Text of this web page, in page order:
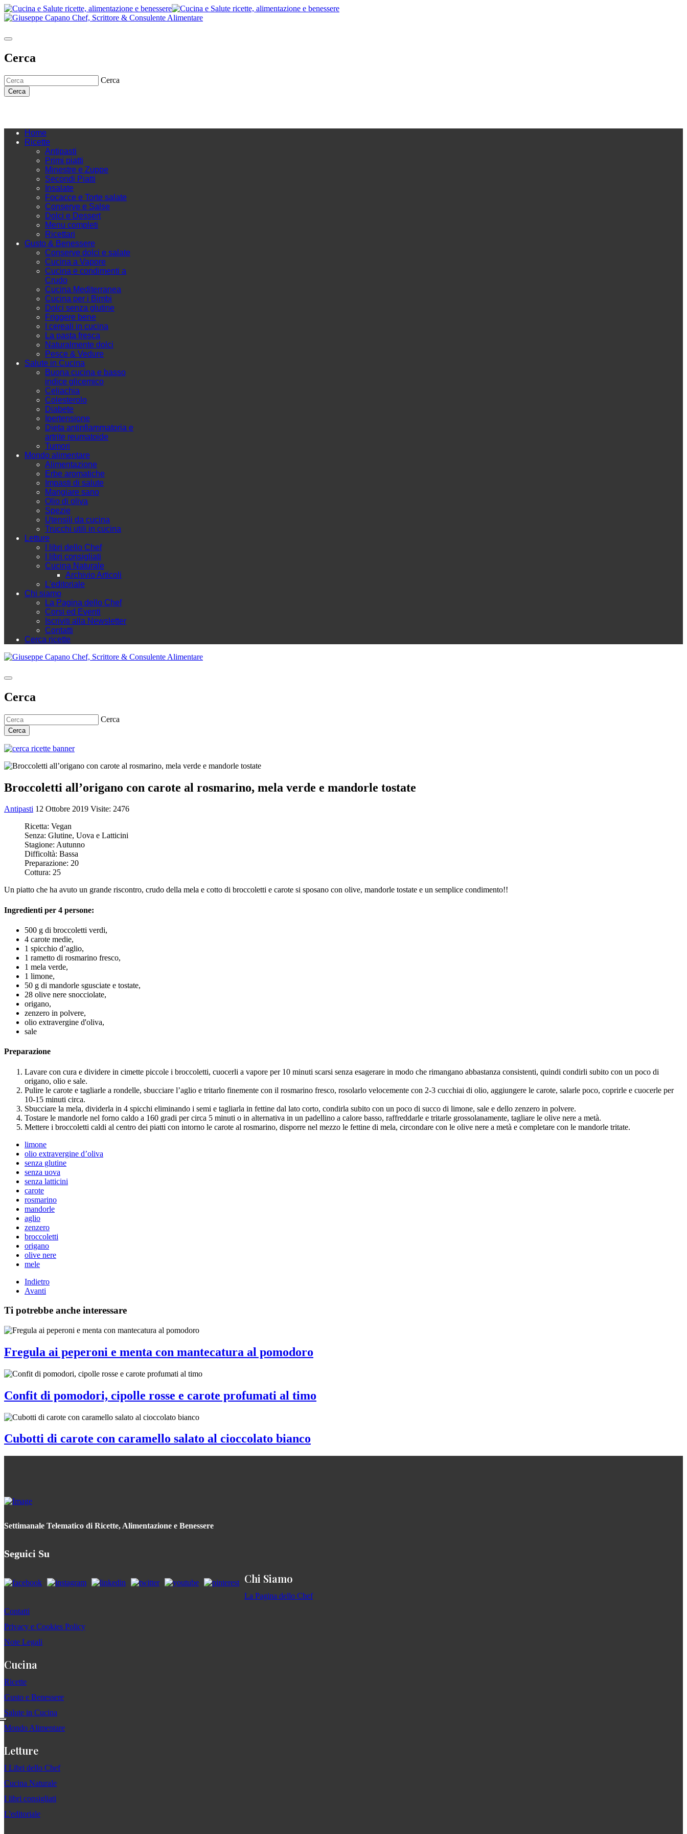
Cerca
Cerca
Cerca
Home
Ricette
Antipasti
Primi piatti
Minestre e Zuppe
Secondi Piatti
Insalate
Focacce e Torte salate
Conserve e Salse
Dolci e Dessert
Menu completi
Ricettari
Gusto & Benessere
Conserve dolci e salate
Cucina a Vapore
Cucina e condimenti a
Crudo
Cucina Mediterranea
Cucina per i Bimbi
Dolci senza glutine
Friggere bene
I cereali in cucina
La pasta fresca
Naturalmente dolci
Pesce & Vedure
Salute in Cucina
Buona cucina e basso
indice glicemico
Celiachia
Colesterolo
Diabete
Ipertensione
Dieta antinfiammatoria e
artrite reumatoide
Tumori
Mondo alimentare
Alimentazione
Erbe aromatiche
Impasti di salute
Mangiare sano
Olio di oliva
Spezie
Utensili da cucina
Trucchi utili in cucina
Letture
I libri dello Chef
I libri consigliati
Cucina Naturale
Archivio Articoli
L'editoriale
Chi siamo
La Pagina dello Chef
Corsi ed Eventi
Iscriviti alla Newsletter
Contatti
Cerca ricette
Cerca
Cerca
Cerca
Broccoletti all’origano con carote al rosmarino, mela verde e mandorle tostate
Antipasti 12 Ottobre 2019 Visite: 2476
Ricetta: Vegan
Senza: Glutine, Uova e Latticini
Stagione: Autunno
Difficoltà: Bassa
Preparazione: 20
Cottura: 25
Un piatto che ha avuto un grande riscontro, crudo della mela e cotto di broccoletti e carote si sposano con olive, mandorle tostate e un semplice condimento!!
Ingredienti per 4 persone:
500 g di broccoletti verdi,
4 carote medie,
1 spicchio d’aglio,
1 rametto di rosmarino fresco,
1 mela verde,
1 limone,
50 g di mandorle sgusciate e tostate,
28 olive nere snocciolate,
origano,
zenzero in polvere,
olio extravergine d'oliva,
sale
Preparazione
Lavare con cura e dividere in cimette piccole i broccoletti, cuocerli a vapore per 10 minuti scarsi senza esagerare in modo che rimangano abbastanza consistenti, quindi condirli subito con un poco di
origano, olio e sale.
Pulire le carote e tagliarle a rondelle, sbucciare l’aglio e tritarlo finemente con il rosmarino fresco, rosolarlo velocemente con 2-3 cucchiai di olio, aggiungere le carote, salarle poco, coprirle e cuocerle per
10-15 minuti circa.
Sbucciare la mela, dividerla in 4 spicchi eliminando i semi e tagliarla in fettine dal lato corto, condirla subito con un poco di succo di limone, sale e dello zenzero in polvere.
Tostare le mandorle nel forno caldo a 160 gradi per circa 5 minuti o in alternativa in un padellino a calore basso, raffreddarle e tritarle grossolanamente, tagliare le olive nere a metà.
Mettere i broccoletti caldi al centro dei piatti con intorno le carote al rosmarino, disporre nel mezzo le fettine di mela, circondare con le olive nere a metà e completare con le mandorle tritate.
limone
olio extravergine d’oliva
senza glutine
senza uova
senza latticini
carote
rosmarino
mandorle
aglio
zenzero
broccoletti
origano
olive nere
mele
Indietro
Avanti
Ti potrebbe anche interessare
Fregula ai peperoni e menta con mantecatura al pomodoro
Confit di pomodori, cipolle rosse e carote profumati al timo
Cubotti di carote con caramello salato al cioccolato bianco
Settimanale Telematico di Ricette, Alimentazione e Benessere
Seguici Su
Chi Siamo
La Pagina dello Chef
Contatti
Privacy e Cookies Policy
Note Legali
Cucina
Ricette
Gusto e Benessere
Salute in Cucina
Mondo Alimentare
Letture
I Libri dello Chef
Cucina Naturale
I libri consigliati
L'editoriale